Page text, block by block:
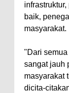
baik,
masyarakat.
"Dari
sangat jauh
masyarakat
dicita-